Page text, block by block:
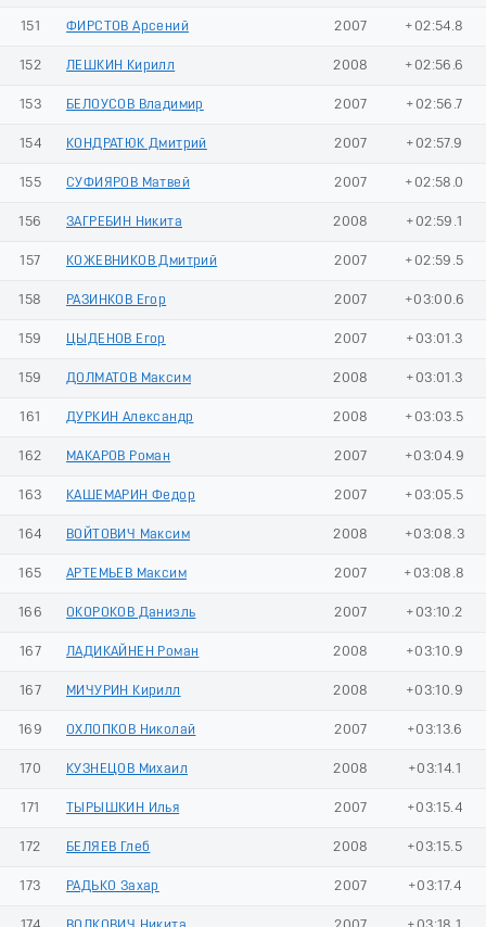
151 ФИРСТОВ Арсений 2007 +02:54.8
152 ЛЕШКИН Кирилл 2008 +02:56.6
153 БЕЛОУСОВ Владимир 2007 +02:56.7
154 КОНДРАТЮК Дмитрий 2007 +02:57.9
155 СУФИЯРОВ Матвей 2007 +02:58.0
156 ЗАГРЕБИН Никита 2008 +02:59.1
157 КОЖЕВНИКОВ Дмитрий 2007 +02:59.5
158 РАЗИНКОВ Егор 2007 +03:00.6
159 ЦЫДЕНОВ Егор 2007 +03:01.3
159 ДОЛМАТОВ Максим 2008 +03:01.3
161 ДУРКИН Александр 2008 +03:03.5
162 МАКАРОВ Роман 2007 +03:04.9
163 КАШЕМАРИН Федор 2007 +03:05.5
164 ВОЙТОВИЧ Максим 2008 +03:08.3
165 АРТЕМЬЕВ Максим 2007 +03:08.8
166 ОКОРОКОВ Даниэль 2007 +03:10.2
167 ЛАДИКАЙНЕН Роман 2008 +03:10.9
167 МИЧУРИН Кирилл 2008 +03:10.9
169 ОХЛОПКОВ Николай 2007 +03:13.6
170 КУЗНЕЦОВ Михаил 2008 +03:14.1
171 ТЫРЫШКИН Илья 2007 +03:15.4
172 БЕЛЯЕВ Глеб 2008 +03:15.5
173 РАДЬКО Захар 2007 +03:17.4